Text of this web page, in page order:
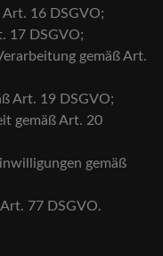
Art. 16 DSGVO;
17 DSGVO;
gemäß Art.
Art. 19 DSGVO;
gemäß Art. 20
gemäß
77 DSGVO.